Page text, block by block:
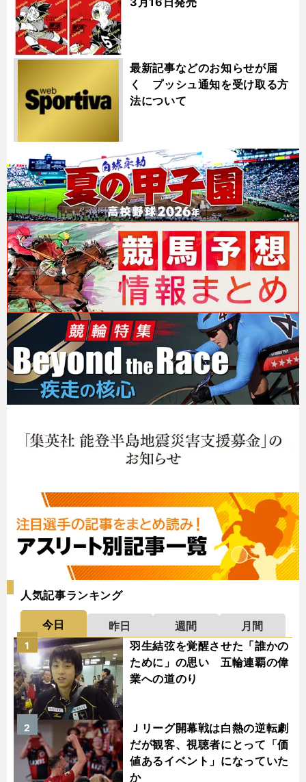
最新記事などのお知らせが届
く プッシュ通知を受け取る方
法について
人気記事ランキング
今日 昨日 週間
月間
羽生結弦を覚醒させた「誰かの
ために」の思い 五輪連覇の偉
業への道のり
1
Ｊリーグ開幕戦は白熱の逆転劇
だが観客、視聴者にとって「価
値あるイベント」になっていた
か
2